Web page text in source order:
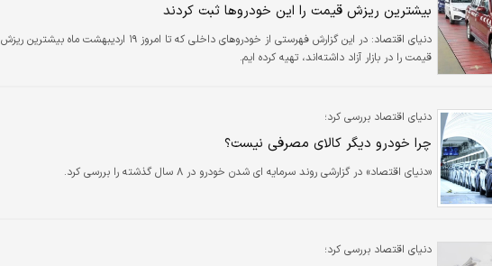
بیشترین ریزش قیمت را این خودروها ثبت کردند
دنیای اقتصاد: در این گزارش فهرستی از خودروهای داخلی که تا امروز ۱۹ اردیبهشت ماه بیشترین ریزش
قیمت را در بازار آزاد داشته‌اند، تهیه کرده ایم.
دنیای اقتصاد بررسی کرد؛
چرا خودرو دیگر کالای مصرفی نیست؟
«دنیای اقتصاد» در گزارشی روند سرمایه ای شدن خودرو در ۸ سال گذشته را بررسی کرد.
دنیای اقتصاد بررسی کرد؛